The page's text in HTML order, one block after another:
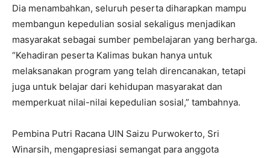
Dia menambahkan, seluruh peserta diharapkan mampu
membangun kepedulian sosial sekaligus menjadikan
masyarakat sebagai sumber pembelajaran yang berharga.
“Kehadiran peserta Kalimas bukan hanya untuk
melaksanakan program yang telah direncanakan, tetapi
juga untuk belajar dari kehidupan masyarakat dan
memperkuat nilai-nilai kepedulian sosial,” tambahnya.
Pembina Putri Racana UIN Saizu Purwokerto, Sri
Winarsih, mengapresiasi semangat para anggota